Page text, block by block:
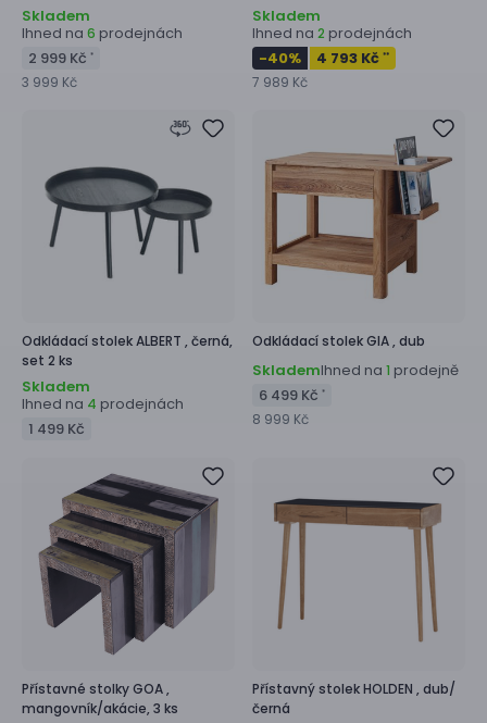
Skladem
Ihned na 6 prodejnách
2 999 Kč *
3 999 Kč
Skladem
Ihned na 2 prodejnách
-40% 4 793 Kč **
7 989 Kč
Odkládací stolekALBERT , černá,
set 2 ks
Skladem
Ihned na 4 prodejnách
1 499 Kč
Odkládací stolekGIA , dub
SklademIhned na 1 prodejně
6 499 Kč *
8 999 Kč
Přístavné stolkyGOA ,
mangovník/akácie, 3 ks
Přístavný stolekHOLDEN , dub/
černá